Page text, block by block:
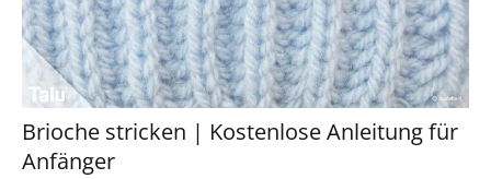
Brioche stricken | Kostenlose Anleitung für
Anfänger